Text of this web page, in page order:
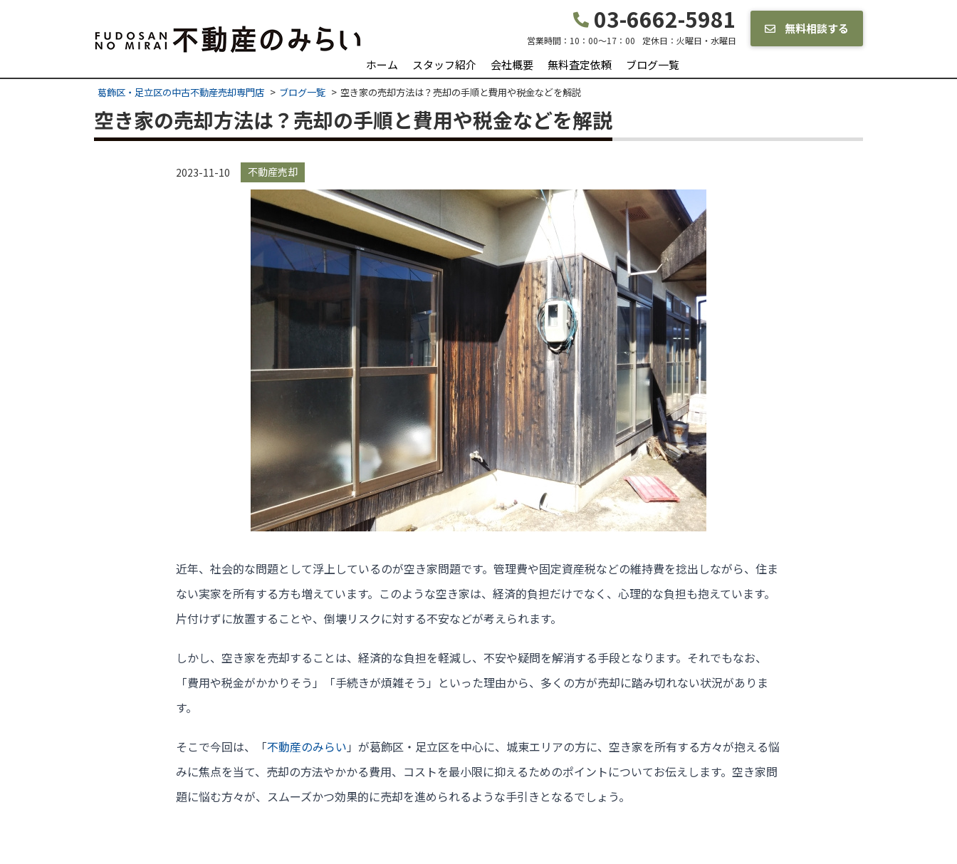
03-6662-5981
営業時間： 10：00～17：00 定休日： 火曜日・水曜日
無料相談する
ホーム スタッフ紹介 会社概要 無料査定依頼 ブログ一覧
葛飾区・足立区の中古不動産売却専門店 ブログ一覧 空き家の売却方法は？売却の手順と費用や税金などを解説
空き家の売却方法は？売却の手順と費用や税金などを解説
2023-11-10 不動産売却
近年、社会的な問題として浮上しているのが空き家問題です。管理費や固定資産税などの維持費を捻出しながら、住ま
ない実家を所有する方も増えています。このような空き家は、経済的負担だけでなく、心理的な負担も抱えています。
片付けずに放置することや、倒壊リスクに対する不安などが考えられます。
しかし、空き家を売却することは、経済的な負担を軽減し、不安や疑問を解消する手段となります。それでもなお、
「費用や税金がかかりそう」「手続きが煩雑そう」といった理由から、多くの方が売却に踏み切れない状況がありま
す。
そこで今回は、 「不動産のみらい 」が葛飾区・足立区を中心に、城東エリアの方に、 空き家を所有する方々が抱える悩
みに焦点を当て、売却の方法やかかる費用、コストを最小限に抑えるためのポイントについてお伝えします。空き家問
題に悩む方々が、スムーズかつ効果的に売却を進められるような手引きとなるでしょう。